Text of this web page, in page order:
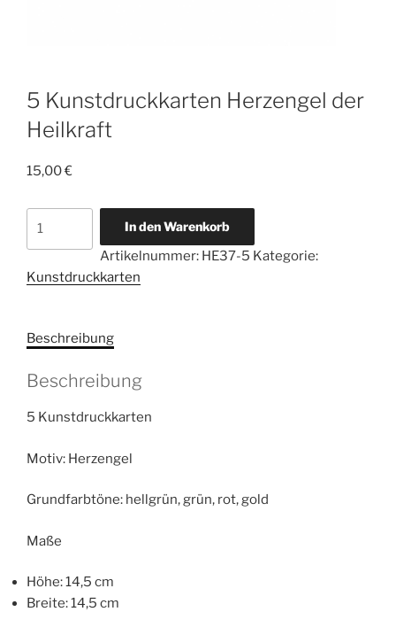
5 Kunstdruckkarten Herzengel der
Heilkraft
15,00€
der
In den Warenkorb
Artikelnummer: HE37-5 Kategorie:
Kunstdruckkarten
Beschreibung
Beschreibung
5 Kunstdruckkarten
Motiv: Herzengel
Grundfarbtöne: hellgrün, grün, rot, gold
Maße
Höhe: 14,5 cm
Breite: 14,5 cm